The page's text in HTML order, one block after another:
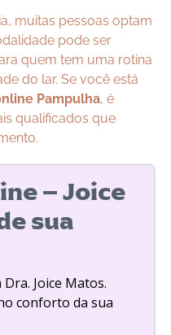
muitas pessoas optam
pode ser
quem tem uma rotina
do lar. Se você está
Pampulha, é
qualificados que
– Joice
sua
Joice Matos.
conforto da sua